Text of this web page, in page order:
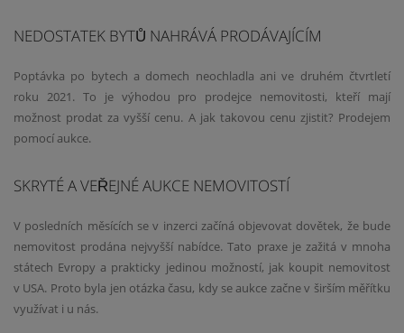
NEDOSTATEK BYTŮ NAHRÁVÁ PRODÁVAJÍCÍM
Poptávka po bytech a domech neochladla ani ve druhém čtvrtletí
roku 2021. To je výhodou pro prodejce nemovitosti, kteří mají
možnost prodat za vyšší cenu. A jak takovou cenu zjistit? Prodejem
pomocí aukce.
SKRYTÉ A VEŘEJNÉ AUKCE NEMOVITOSTÍ
V posledních měsících se v inzerci začíná objevovat dovětek, že bude
nemovitost prodána nejvyšší nabídce. Tato praxe je zažitá v mnoha
státech Evropy a prakticky jedinou možností, jak koupit nemovitost
v USA. Proto byla jen otázka času, kdy se aukce začne v širším měřítku
využívat i u nás.